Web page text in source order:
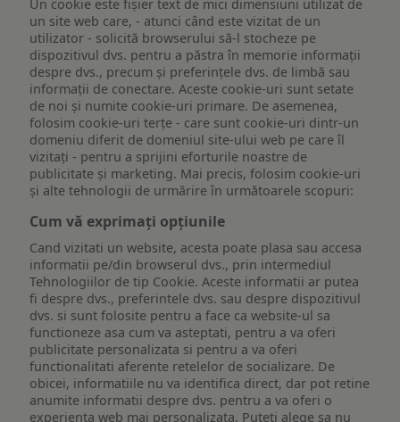
Un cookie este fişier text de mici dimensiuni utilizat de
un site web care, - atunci când este vizitat de un
utilizator - solicită browserului să-l stocheze pe
dispozitivul dvs. pentru a păstra în memorie informații
despre dvs., precum și preferințele dvs. de limbă sau
informații de conectare. Aceste cookie-uri sunt setate
de noi și numite cookie-uri primare. De asemenea,
folosim cookie-uri terțe - care sunt cookie-uri dintr-un
domeniu diferit de domeniul site-ului web pe care îl
vizitați - pentru a sprijini eforturile noastre de
publicitate și marketing. Mai precis, folosim cookie-uri
și alte tehnologii de urmărire în următoarele scopuri:
Cum vă exprimați opțiunile
Cand vizitati un website, acesta poate plasa sau accesa
informatii pe/din browserul dvs., prin intermediul
Tehnologiilor de tip Cookie. Aceste informatii ar putea
fi despre dvs., preferintele dvs. sau despre dispozitivul
dvs. si sunt folosite pentru a face ca website-ul sa
functioneze asa cum va asteptati, pentru a va oferi
publicitate personalizata si pentru a va oferi
functionalitati aferente retelelor de socializare. De
obicei, informatiile nu va identifica direct, dar pot retine
anumite informatii despre dvs. pentru a va oferi o
experienta web mai personalizata. Puteti alege sa nu